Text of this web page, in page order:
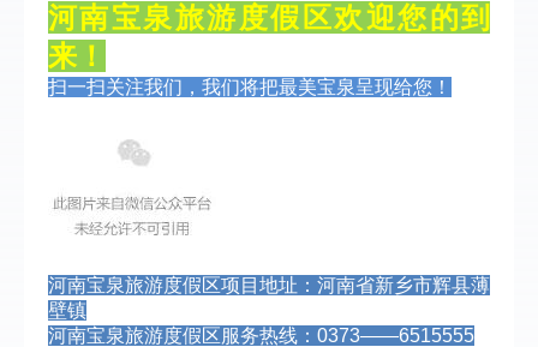
河南宝泉旅游度假区欢迎您的到
来！
扫一扫关注我们，我们将把最美宝泉呈现给您！
河南宝泉旅游度假区项目地址：河南省新乡市辉县薄
壁镇
河南宝泉旅游度假区服务热线：0373——6515555